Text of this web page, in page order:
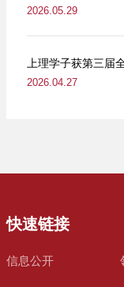
2026.05.29
上理学子获第三届
2026.04.27
快速链接
信息公开